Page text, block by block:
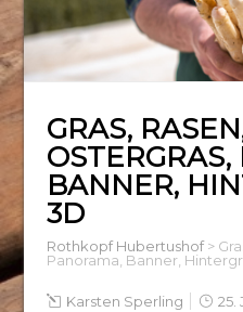
GRAS,
BANNER,
3D
Rothkopf Hubertushof>
Panorama, Banner,
Karsten Sperling 25.